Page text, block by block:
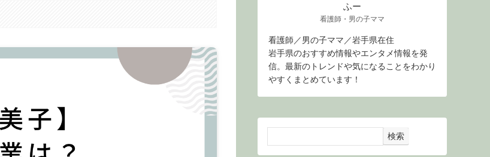
ふー
看護師・男の子ママ
看護師／男の子ママ／岩手県在住
岩手県のおすすめ情報やエンタメ情報を発
信。最新のトレンドや気になることをわかり
やすくまとめています！
検索